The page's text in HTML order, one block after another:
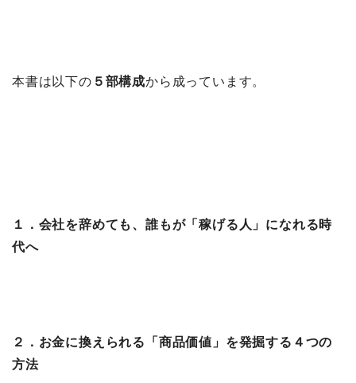
本書は以下の ５部構成から成っています。
１．会社を辞めても、誰もが「稼げる人」になれる時
代へ
２．お金に換えられる「商品価値」を発掘する４つの
方法